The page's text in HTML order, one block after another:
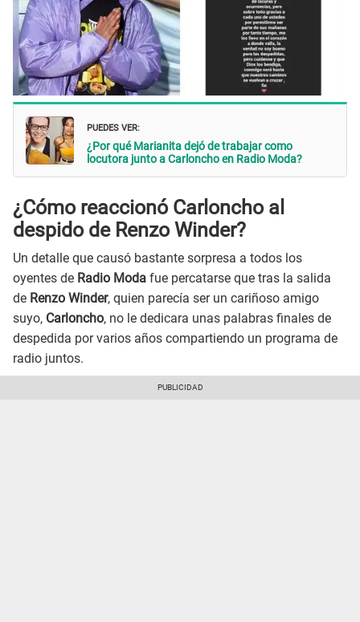
PUEDES VER:
¿Por qué Marianita dejó de trabajar como
locutora junto a Carloncho en Radio Moda?
¿Cómo reaccionó Carloncho al
despido de Renzo Winder?
Un detalle que causó bastante sorpresa a todos los
oyentes de Radio Moda fue percatarse que tras la salida
de Renzo Winder, quien parecía ser un cariñoso amigo
suyo, Carloncho, no le dedicara unas palabras finales de
despedida por varios años compartiendo un programa de
radio juntos.